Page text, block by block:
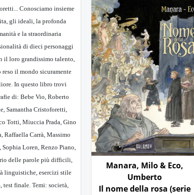
Conosciamo insieme
gli ideali, la profonda
e la straordinaria
di dieci personaggi
il loro grandissimo talento,
reso il mondo sicuramente
In questo libro trovi
di: Bebe Vio, Roberto
Samantha Cristoforetti,
Totti, Miuccia Prada, Gino
Raffaella Carrà, Massimo
Loren, Renzo Piano,
delle parole più difficili,
linguistiche, esercizi stile
test finale. Temi: società,
Manara, Milo & Eco,
Umberto
Il nome della rosa (serie